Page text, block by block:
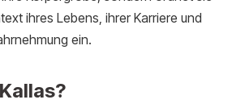
ihres Lebens, ihrer Karriere und
ein.